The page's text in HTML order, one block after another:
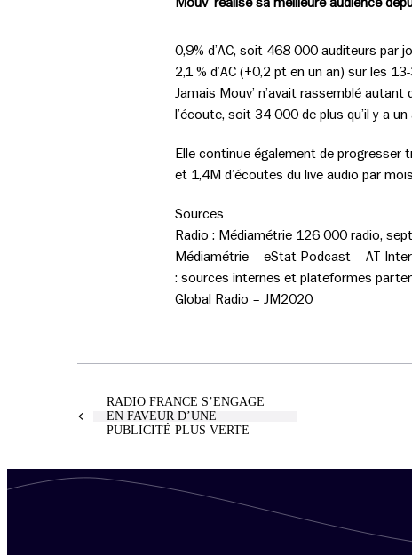
0,9% d’AC, soit 468 000 auditeurs par
2,1 % d’AC (+0,2 pt en un an) sur les
Jamais Mouv’ n’avait rassemblé
l’écoute, soit 34 000 de plus qu’il y a un
Elle continue également de progresser
et 1,4M d’écoutes du live audio par
Sources
Radio : Médiamétrie 126 000 radio,
Médiamétrie – eStat Podcast – AT
: sources internes et plateformes
Global Radio – JM2020
RADIO FRANCE S’ENGAGE
EN FAVEUR D’UNE
PUBLICITÉ PLUS VERTE